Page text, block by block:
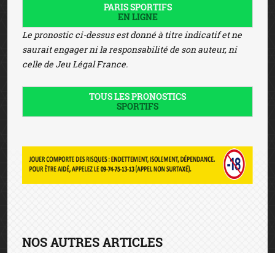
PARIS SPORTIFS
EN LIGNE
Le pronostic ci-dessus est donné à titre indicatif et ne
saurait engager ni la responsabilité de son auteur, ni
celle de Jeu Légal France.
TOUS LES PRONOSTICS
SPORTIFS
NOS AUTRES ARTICLES